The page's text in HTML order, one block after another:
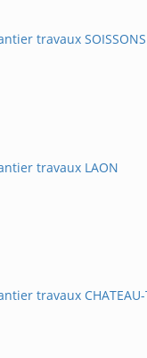
travaux SOISSONS
travaux LAON
travaux CHATEAU-